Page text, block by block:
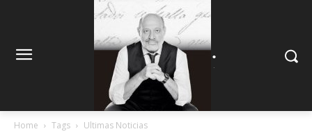
.
Home Tags Ultimas Noticias